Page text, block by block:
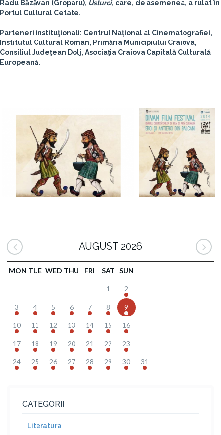
Radu Băzăvan (Groparu), Usturoi, care, de asemenea, a rulat în
Portul Cultural Cetate.
Parteneri instituţionali: Centrul Național al Cinematografiei,
Institutul Cultural Român, Primăria Municipiului Craiova,
Consiliul Judeţean Dolj, Asociaţia Craiova Capitală Culturală
Europeană.
AUGUST 2026
MON TUE WED THU FRI SAT SUN
1 2
3 4 5 6 7 8 9
10 11 12 13 14 15 16
17 18 19 20 21 22 23
24 25 26 27 28 29 30 31
CATEGORII
Literatura